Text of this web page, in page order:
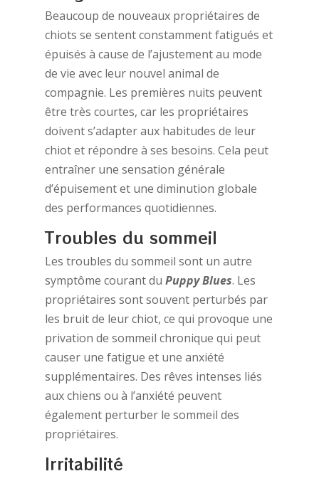
Beaucoup de nouveaux propriétaires de
chiots se sentent constamment fatigués et
épuisés à cause de l’ajustement au mode
de vie avec leur nouvel animal de
compagnie. Les premières nuits peuvent
être très courtes, car les propriétaires
doivent s’adapter aux habitudes de leur
chiot et répondre à ses besoins. Cela peut
entraîner une sensation générale
d’épuisement et une diminution globale
des performances quotidiennes.
Troubles du sommeil
Les troubles du sommeil sont un autre
symptôme courant du Puppy Blues. Les
propriétaires sont souvent perturbés par
les bruit de leur chiot, ce qui provoque une
privation de sommeil chronique qui peut
causer une fatigue et une anxiété
supplémentaires. Des rêves intenses liés
aux chiens ou à l’anxiété peuvent
également perturber le sommeil des
propriétaires.
Irritabilité